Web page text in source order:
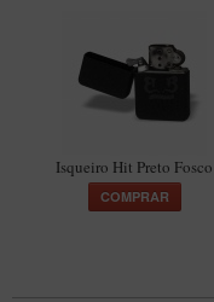
Isqueiro Hit Preto Fosco
COMPRAR